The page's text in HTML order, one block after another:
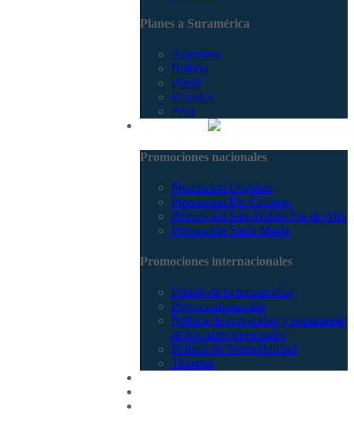
Planes a Suramérica
Argentina
Bolivia
Brasil
Ecuador
Perú
Promociones nacionales
Promocion Coveñas
Promoción Eje Cafetero
Promoción San Andrés Fin de Año
Promoción Santa Marta
Promociones internacionales
Estado de tu transacción
Pago confirmación
Política de privacidad y tratamiento
de los datos personales
Política de Sostenibilidad
Tiquetes